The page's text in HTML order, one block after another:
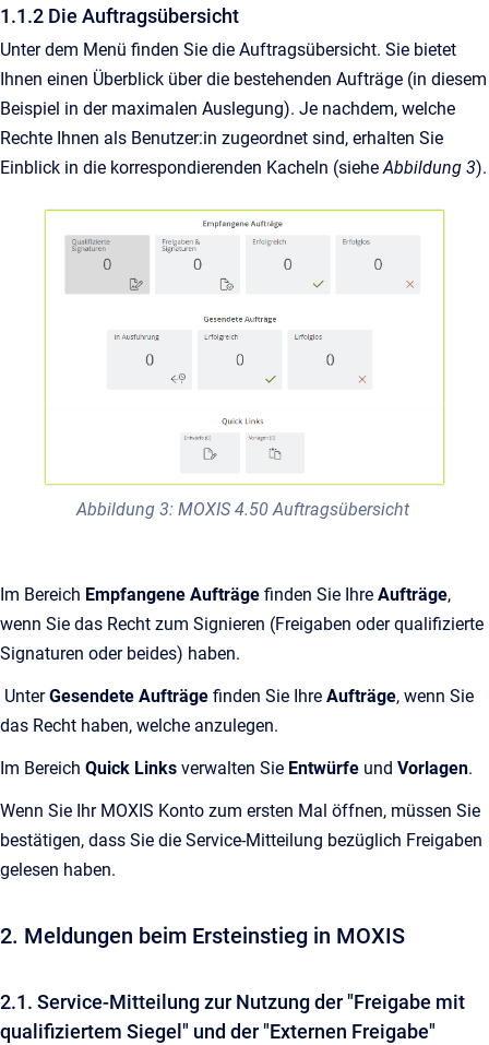
1.1.2 Die Auftragsübersicht
Unter dem Menü finden Sie die Auftragsübersicht. Sie bietet
Ihnen einen Überblick über die bestehenden Aufträge (in diesem
Beispiel in der maximalen Auslegung). Je nachdem, welche
Rechte Ihnen als Benutzer:in zugeordnet sind, erhalten Sie
Einblick in die korrespondierenden Kacheln (siehe Abbildung 3).
Abbildung 3: MOXIS 4.50 Auftragsübersicht
Im Bereich Empfangene Aufträge finden Sie Ihre Aufträge,
wenn Sie das Recht zum Signieren (Freigaben oder qualifizierte
Signaturen oder beides) haben.
UnterGesendete Aufträge finden Sie Ihre Aufträge, wenn Sie
das Recht haben, welche anzulegen.
Im Bereich Quick Links verwalten Sie Entwürfe und Vorlagen.
Wenn Sie Ihr MOXIS Konto zum ersten Mal öffnen, müssen Sie
bestätigen, dass Sie die Service-Mitteilung bezüglich Freigaben
gelesen haben.
2. Meldungen beim Ersteinstieg in MOXIS
2.1. Service-Mitteilung zur Nutzung der "Freigabe mit
qualifiziertem Siegel" und der "Externen Freigabe"